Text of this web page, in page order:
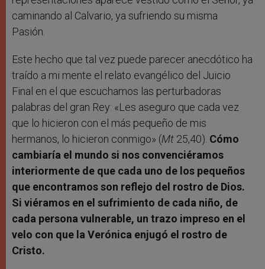
caminando al Calvario, ya sufriendo su misma
Pasión.
Este hecho que tal vez puede parecer anecdótico ha
traído a mi mente el relato evangélico del Juicio
Final en el que escuchamos las perturbadoras
palabras del gran Rey: «Les aseguro que cada vez
que lo hicieron con el más pequeño de mis
hermanos, lo hicieron conmigo» (Mt 25,40). Cómo
cambiaría el mundo si nos convenciéramos
interiormente de que cada uno de los pequeños
que encontramos son reflejo del rostro de Dios.
Si viéramos en el sufrimiento de cada niño, de
cada persona vulnerable, un trazo impreso en el
velo con que la Verónica enjugó el rostro de
Cristo.